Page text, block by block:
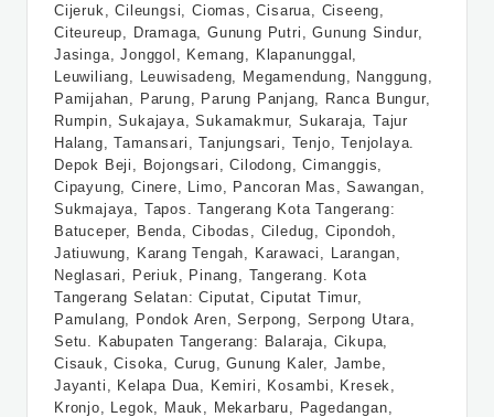
Cijeruk, Cileungsi, Ciomas, Cisarua, Ciseeng,
Citeureup, Dramaga, Gunung Putri, Gunung Sindur,
Jasinga, Jonggol, Kemang, Klapanunggal,
Leuwiliang, Leuwisadeng, Megamendung, Nanggung,
Pamijahan, Parung, Parung Panjang, Ranca Bungur,
Rumpin, Sukajaya, Sukamakmur, Sukaraja, Tajur
Halang, Tamansari, Tanjungsari, Tenjo, Tenjolaya.
Depok Beji, Bojongsari, Cilodong, Cimanggis,
Cipayung, Cinere, Limo, Pancoran Mas, Sawangan,
Sukmajaya, Tapos. Tangerang Kota Tangerang:
Batuceper, Benda, Cibodas, Ciledug, Cipondoh,
Jatiuwung, Karang Tengah, Karawaci, Larangan,
Neglasari, Periuk, Pinang, Tangerang. Kota
Tangerang Selatan: Ciputat, Ciputat Timur,
Pamulang, Pondok Aren, Serpong, Serpong Utara,
Setu. Kabupaten Tangerang: Balaraja, Cikupa,
Cisauk, Cisoka, Curug, Gunung Kaler, Jambe,
Jayanti, Kelapa Dua, Kemiri, Kosambi, Kresek,
Kronjo, Legok, Mauk, Mekarbaru, Pagedangan,